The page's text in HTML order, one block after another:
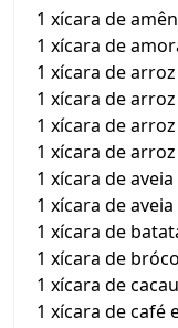
1 xícara de
1 xícara de
1 xícara de
1 xícara de
1 xícara de
1 xícara de
1 xícara de
1 xícara de
1 xícara de
1 xícara de
1 xícara de
1 xícara de café